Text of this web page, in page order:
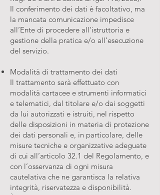
Il conferimento dei dati è facoltativo, ma
la mancata comunicazione impedisce
all’Ente di procedere all‘istruttoria e
gestione della pratica e/o all’esecuzione
del servizio.
Modalità di trattamento dei dati
Il trattamento sarà effettuato con
modalità cartacee e strumenti informatici
e telematici, dal titolare e/o dai soggetti
da lui autorizzati e istruiti, nel rispetto
delle disposizioni in materia di protezione
dei dati personali e, in particolare, delle
misure tecniche e organizzative adeguate
di cui all’articolo 32.1 del Regolamento, e
con l’osservanza di ogni misura
cautelativa che ne garantisca la relativa
integrità, riservatezza e disponibilità.